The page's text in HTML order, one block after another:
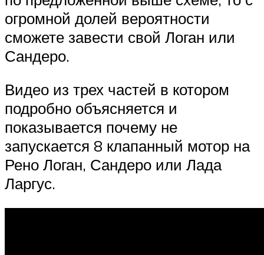
огромной долей вероятности
сможете завести свой Логан или
Сандеро.
Видео из трех частей в котором
подробно объясняется и
показывается почему не
запускается 8 клапанный мотор на
Рено Логан, Сандеро или Лада
Ларгус.